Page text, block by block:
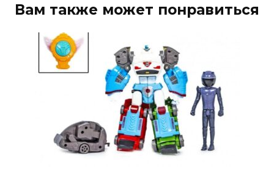
Вам также может понравиться